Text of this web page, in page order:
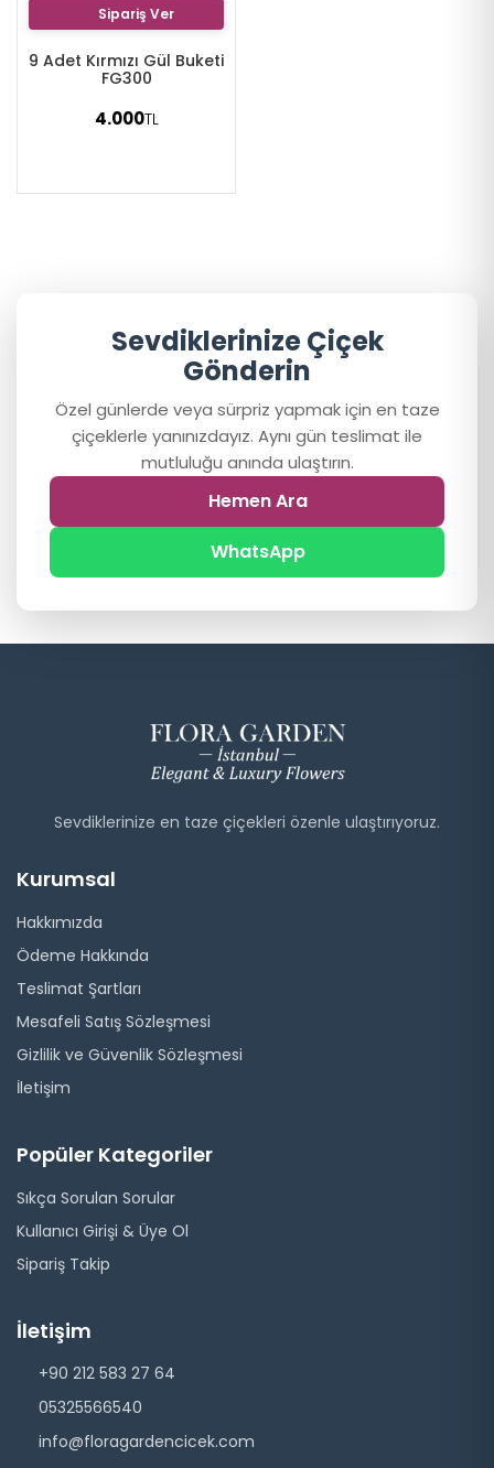
Sipariş Ver
9 Adet Kırmızı Gül Buketi
FG300
4.000TL
Sevdiklerinize Çiçek
Gönderin
Özel günlerde veya sürpriz yapmak için en taze
çiçeklerle yanınızdayız. Aynı gün teslimat ile
mutluluğu anında ulaştırın.
Hemen Ara
WhatsApp
Sevdiklerinize en taze çiçekleri özenle ulaştırıyoruz.
Kurumsal
Hakkımızda
Ödeme Hakkında
Teslimat Şartları
Mesafeli Satış Sözleşmesi
Gizlilik ve Güvenlik Sözleşmesi
İletişim
Popüler Kategoriler
Sıkça Sorulan Sorular
Kullanıcı Girişi & Üye Ol
Sipariş Takip
İletişim
+90 212 583 27 64
05325566540
info@floragardencicek.com